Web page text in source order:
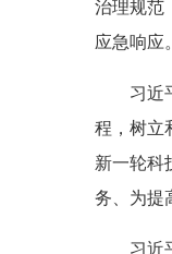
治理规范
应急响应
习近
程，树立
新一轮科
务、为提
习近